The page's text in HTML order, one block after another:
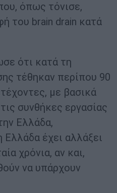
όπως τόνισε,
του brain drain κατά
ότι κατά τη
τέθηκαν περίπου 90
με βασικά
συνθήκες εργασίας
Ελλάδα,
Ελλάδα έχει αλλάξει
χρόνια, αν και,
να υπάρχουν